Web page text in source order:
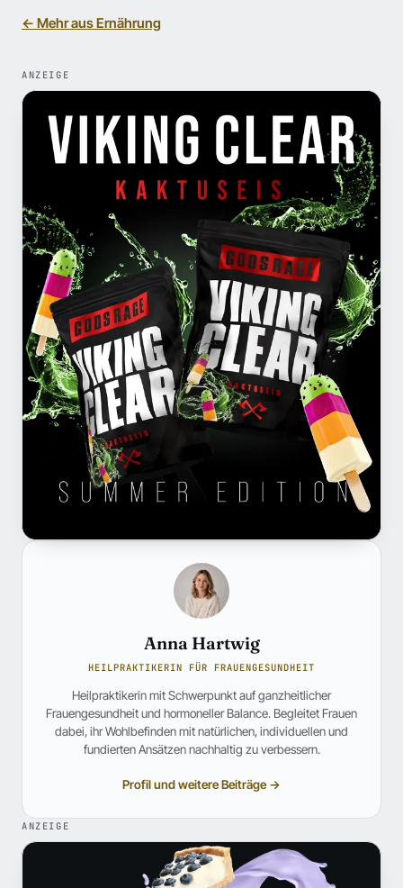
← Mehr aus Ernährung
ANZEIGE
Anna Hartwig
HEILPRAKTIKERIN FÜR FRAUENGESUNDHEIT
Heilpraktikerin mit Schwerpunkt auf ganzheitlicher
Frauengesundheit und hormoneller Balance. Begleitet Frauen
dabei, ihr Wohlbefinden mit natürlichen, individuellen und
fundierten Ansätzen nachhaltig zu verbessern.
Profil und weitere Beiträge →
ANZEIGE